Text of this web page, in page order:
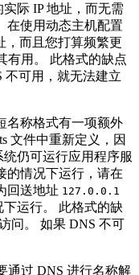
际 IP 地址，而无需
在使用动态主机配置
，而且您打算频繁更
有用。 此格式的缺点
不可用，就无法建立
名称格式有一项额外
文件中重新定义，因
仍可运行应用程序服
的情况下运行，请在
回送地址 127.0.0.1
运行。 此格式的缺
问。 如果 DNS 不可
通过 DNS 进行名称解